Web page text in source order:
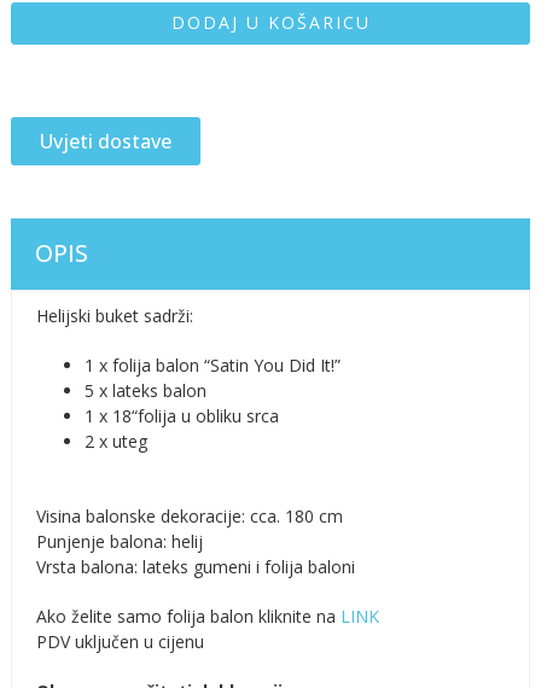
DODAJ U KOŠARICU
Uvjeti dostave
OPIS
Helijski buket sadrži:
1 x folija balon “Satin You Did It!”
5 x lateks balon
1 x 18“folija u obliku srca
2 x uteg
Visina balonske dekoracije: cca. 180 cm
Punjenje balona: helij
Vrsta balona: lateks gumeni i folija baloni
Ako želite samo folija balon kliknite na LINK
PDV uključen u cijenu